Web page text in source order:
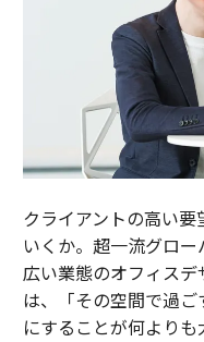
クライアントの高い
いくか。超一流グロ
広い業態のオフィス
は、「その空間で過
にすることが何よりも